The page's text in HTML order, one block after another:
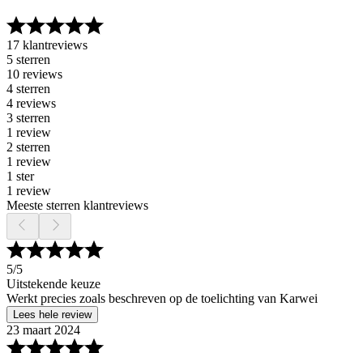
17 klantreviews
5 sterren
10 reviews
4 sterren
4 reviews
3 sterren
1 review
2 sterren
1 review
1 ster
1 review
Meeste sterren klantreviews
5/5
Uitstekende keuze
Werkt precies zoals beschreven op de toelichting van Karwei
Lees hele review
23 maart 2024